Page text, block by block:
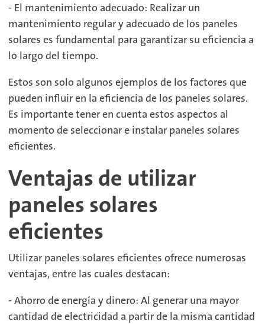
- El mantenimiento adecuado: Realizar un
mantenimiento regular y adecuado de los paneles
solares es fundamental para garantizar su eficiencia a
lo largo del tiempo.
Estos son solo algunos ejemplos de los factores que
pueden influir en la eficiencia de los paneles solares.
Es importante tener en cuenta estos aspectos al
momento de seleccionar e instalar paneles solares
eficientes.
Ventajas de utilizar
paneles solares
eficientes
Utilizar paneles solares eficientes ofrece numerosas
ventajas, entre las cuales destacan:
- Ahorro de energía y dinero: Al generar una mayor
cantidad de electricidad a partir de la misma cantidad